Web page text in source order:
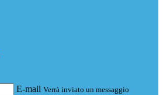
E-mail Verrà inviato un messaggio